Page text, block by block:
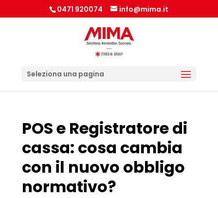
0471 920074 info@mima.it
Seleziona una pagina
POS e Registratore di
cassa: cosa cambia
con il nuovo obbligo
normativo?